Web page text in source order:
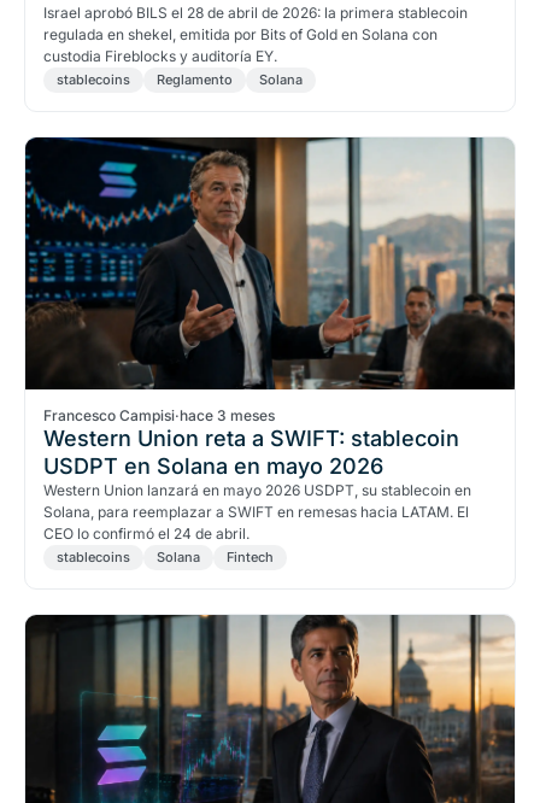
Israel aprobó BILS el 28 de abril de 2026: la primera stablecoin
regulada en shekel, emitida por Bits of Gold en Solana con
custodia Fireblocks y auditoría EY.
stablecoins Reglamento Solana
Francesco Campisi·hace 3 meses
Western Union reta a SWIFT: stablecoin
USDPT en Solana en mayo 2026
Western Union lanzará en mayo 2026 USDPT, su stablecoin en
Solana, para reemplazar a SWIFT en remesas hacia LATAM. El
CEO lo confirmó el 24 de abril.
stablecoins Solana Fintech